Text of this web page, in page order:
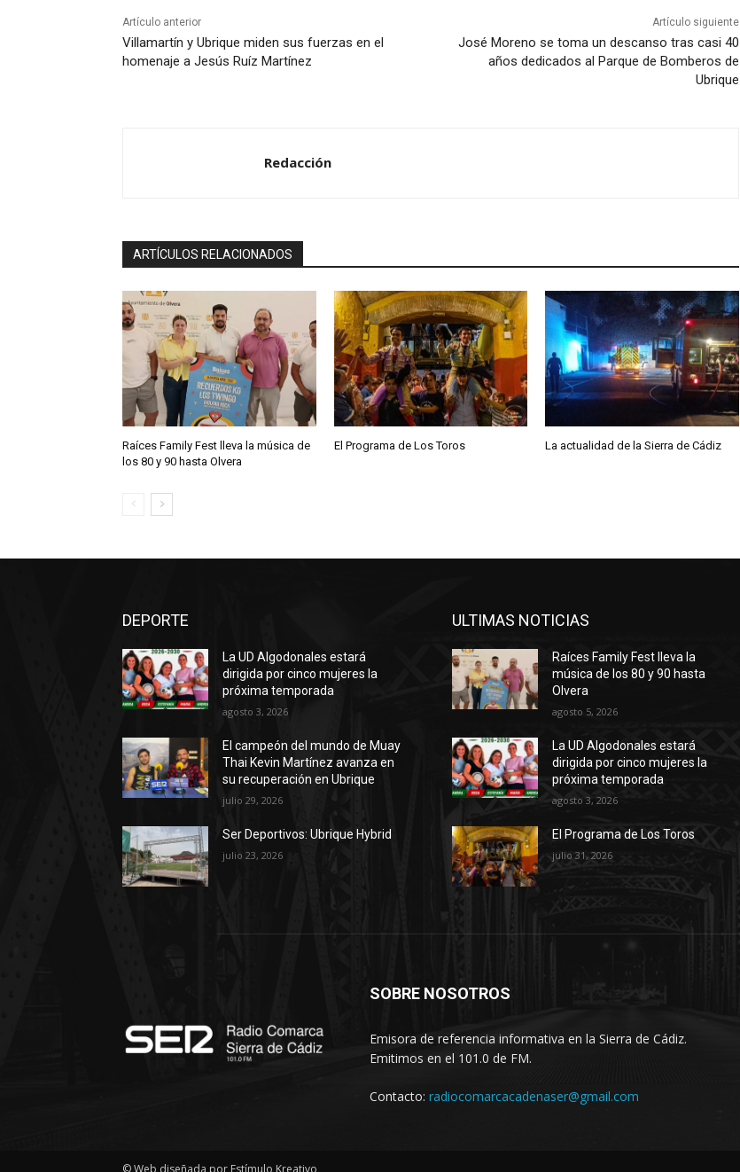
o
r
t
l
e
c
h
a
a
r
i
p
a
a
u
n
o
i
Artículo anterior
Villamartín y Ubrique miden sus fuerzas en el
homenaje a Jesús Ruíz Martínez
Artículo siguiente
José Moreno se toma un descanso tras casi 40
años dedicados al Parque de Bomberos de
Ubrique
Redacción
ARTÍCULOS RELACIONADOS
Raíces Family Fest lleva la música de
los 80 y 90 hasta Olvera
El Programa de Los Toros La actualidad de la Sierra de Cádiz
DEPORTE
La UD Algodonales estará
dirigida por cinco mujeres la
próxima temporada
agosto 3, 2026
El campeón del mundo de Muay
Thai Kevin Martínez avanza en
su recuperación en Ubrique
julio 29, 2026
Ser Deportivos: Ubrique Hybrid
julio 23, 2026
ULTIMAS NOTICIAS
Raíces Family Fest lleva la
música de los 80 y 90 hasta
Olvera
agosto 5, 2026
La UD Algodonales estará
dirigida por cinco mujeres la
próxima temporada
agosto 3, 2026
El Programa de Los Toros
julio 31, 2026
SOBRE NOSOTROS
Emisora de referencia informativa en la Sierra de Cádiz.
Emitimos en el 101.0 de FM.
Contacto: radiocomarcacadenaser@gmail.com
© Web diseñada por Estímulo Kreativo